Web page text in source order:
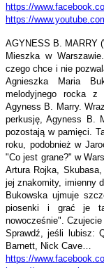
https://
https://
AGYNESS B. MARRY
Mieszka w
czego chce i nie
Agnieszka Maria
melodyjnego rocka z
Agyness B. Marry.
perkusję, Agyness B.
pozostają w pamięci.
roku, podobnież w
"Co jest grane?" w
Artura Rojka,
jej znakomity, imienny
Bukowska ujmuje
piosenki i grać je
nowocześnie".
Sprawdź, jeśli lubisz:
Barnett, Nick Cave…
https://